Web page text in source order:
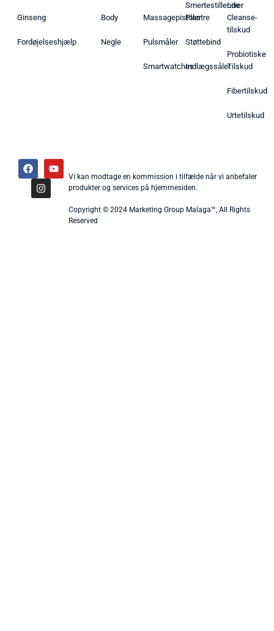
Ginseng
Fordøjelseshjælp
Body
Negle
Massagepistoler
Pulsmåler
Smartwatches
Smertestillende
Plastre
Støttebind
Indlægssåler
Liver
Cleanse-
tilskud
Probiotiske
Tilskud
Fibertilskud
Urtetilskud
Vi kan modtage en kommission i tilfælde når vi anbefaler
produkter og services på hjemmesiden.
Copyright © 2024 Marketing Group Malaga™, All Rights
Reserved